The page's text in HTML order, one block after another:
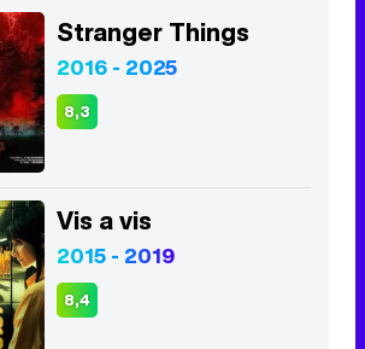
Stranger Things
2016 - 2025
8,3
Vis a vis
2015 - 2019
8,4